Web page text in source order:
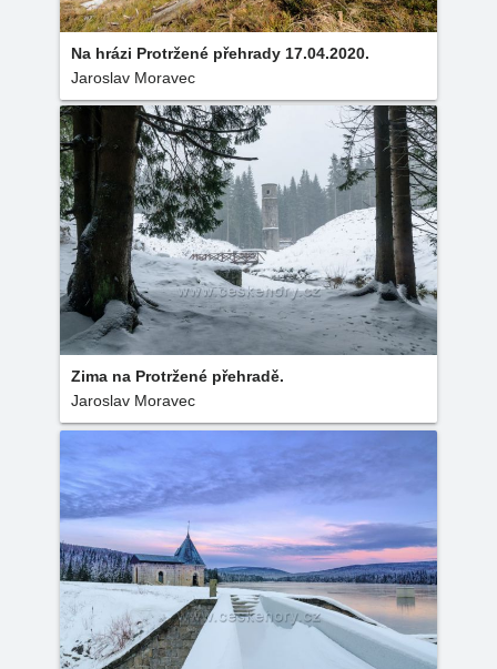
Na hrázi Protržené přehrady 17.04.2020.
Jaroslav Moravec
Zima na Protržené přehradě.
Jaroslav Moravec